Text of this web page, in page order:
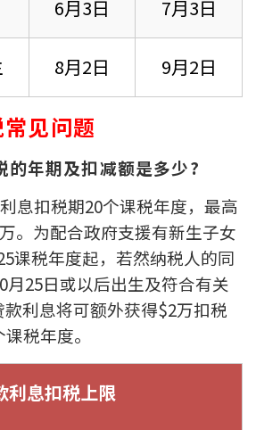
6月3日 7月3日
8月2日 9月2日
见问题
的年期及扣减额是多少?
息扣税期20个课税年度，最高
。为配合政府支援有新生子女
课税年度起，若然纳税人的同
月25日或以后出生及符合有关
利息将可额外获得$2万扣税
税年度。
利息扣税上限